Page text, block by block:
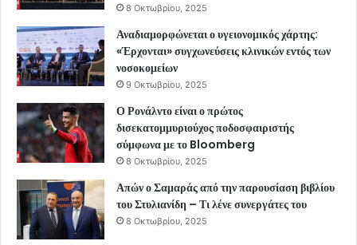
8 Οκτωβρίου, 2025
Αναδιαμορφώνεται ο υγειονομικός χάρτης:
«Έρχονται» συγχωνεύσεις κλινικών εντός των
νοσοκομείων
9 Οκτωβρίου, 2025
Ο Ρονάλντο είναι ο πρώτος
δισεκατομμυριούχος ποδοσφαιριστής
σύμφωνα με το Bloomberg
8 Οκτωβρίου, 2025
Απών ο Σαμαράς από την παρουσίαση βιβλίου
του Στυλιανίδη – Τι λένε συνεργάτες του
8 Οκτωβρίου, 2025